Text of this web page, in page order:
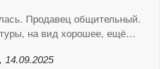
Продавец общительный.
на вид хорошее, ещё…
14.09.2025